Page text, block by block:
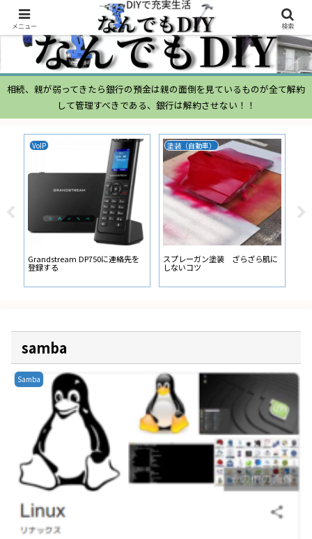
相続、親が弱ってきたら銀行の預金は親の面倒を見ているものが全て解約
して管理すべきである、銀行は解約させない！！
VoIP
Grandstream DP750に連絡先を
登録する
塗装（自動車）
スプレーガン塗装 ざらざら肌に
しないコツ
ム
samba
Samba
メニュー 検索